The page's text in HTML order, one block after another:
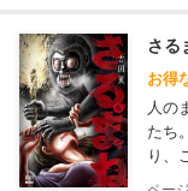
さる
お得
人の
たち
り、